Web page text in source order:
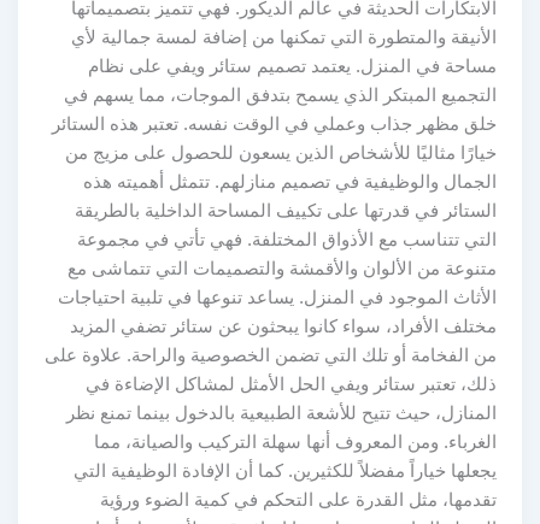
الابتكارات الحديثة في عالم الديكور. فهي تتميز بتصميماتها
الأنيقة والمتطورة التي تمكنها من إضافة لمسة جمالية لأي
مساحة في المنزل. يعتمد تصميم ستائر ويفي على نظام
التجميع المبتكر الذي يسمح بتدفق الموجات، مما يسهم في
خلق مظهر جذاب وعملي في الوقت نفسه. تعتبر هذه الستائر
خيارًا مثاليًا للأشخاص الذين يسعون للحصول على مزيج من
الجمال والوظيفية في تصميم منازلهم. تتمثل أهميته هذه
الستائر في قدرتها على تكييف المساحة الداخلية بالطريقة
التي تتناسب مع الأذواق المختلفة. فهي تأتي في مجموعة
متنوعة من الألوان والأقمشة والتصميمات التي تتماشى مع
الأثاث الموجود في المنزل. يساعد تنوعها في تلبية احتياجات
مختلف الأفراد، سواء كانوا يبحثون عن ستائر تضفي المزيد
من الفخامة أو تلك التي تضمن الخصوصية والراحة. علاوة على
ذلك، تعتبر ستائر ويفي الحل الأمثل لمشاكل الإضاءة في
المنازل، حيث تتيح للأشعة الطبيعية بالدخول بينما تمنع نظر
الغرباء. ومن المعروف أنها سهلة التركيب والصيانة، مما
يجعلها خياراً مفضلاً للكثيرين. كما أن الإفادة الوظيفية التي
تقدمها، مثل القدرة على التحكم في كمية الضوء ورؤية